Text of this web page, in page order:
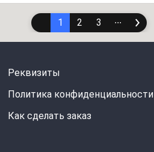
1 2 3 ∙∙∙
Реквизиты
Политика конфиденциальности
Как сделать заказ